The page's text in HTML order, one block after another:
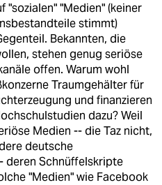
"sozialen" "Medien" (keiner
stimmt)
Bekannten, die
stehen genug seriöse
offen. Warum wohl
Traumgehälter für
und finanzieren
dazu? Weil
Medien -- die Taz nicht,
deutsche
deren Schnüffelskripte
"Medien" wie Facebook